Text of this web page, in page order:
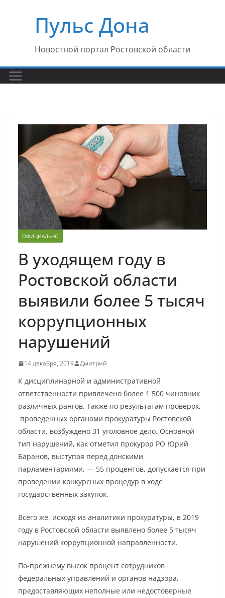
содержимомуПульс Дона
Новостной портал Ростовской области
ОФИЦИАЛЬНО
В уходящем году в
Ростовской области
выявили более 5 тысяч
коррупционных
нарушений
14 декабря, 2019 Дмитрий
К дисциплинарной и административной
ответственности привлечено более 1 500 чиновник
различных рангов. Также по результатам проверок,
проведенных органами прокуратуры Ростовской
области, возбуждено 31 уголовное дело. Основной
тип нарушений, как отметил прокурор РО Юрий
Баранов, выступая перед донскими
парламентариями, — 55 процентов, допускается при
проведении конкурсных процедур в ходе
государственных закупок.
Всего же, исходя из аналитики прокуратуры, в 2019
году в Ростовской области выявлено более 5 тысяч
нарушений коррупционной направленности.
По-прежнему высок процент сотрудников
федеральных управлений и органов надзора,
предоставляющих неполные или недостоверные